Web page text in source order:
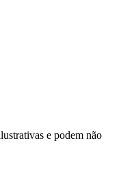
e podem não